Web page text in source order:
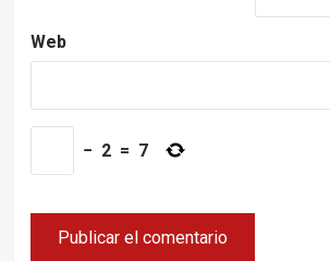
Web
− 2 = 7